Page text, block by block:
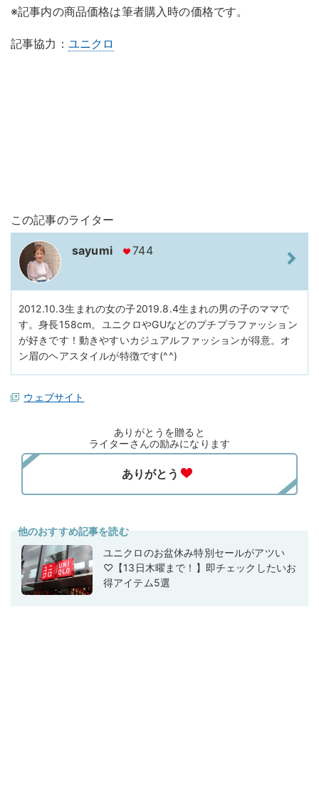
※記事内の商品価格は筆者購入時の価格です。
記事協力： ユニクロ
この記事のライター
sayumi 744
2012.10.3生まれの女の子2019.8.4生まれの男の子のママで
す。身長158cm。ユニクロやGUなどのプチプラファッション
が好きです！動きやすいカジュアルファッションが得意。オ
ン眉のヘアスタイルが特徴です(^^)
ウェブサイト
ありがとうを贈ると
ライターさんの励みになります
他のおすすめ記事を読む
ユニクロのお盆休み特別セールがアツい
♡【13日木曜まで！】即チェックしたいお
得アイテム5選